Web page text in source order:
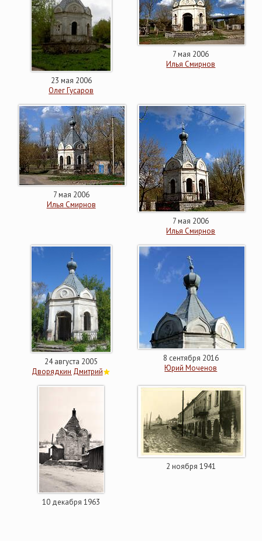
23 мая 2006
Олег Гусаров
7 мая 2006
Илья Смирнов
7 мая 2006
Илья Смирнов
7 мая 2006
Илья Смирнов
24 августа 2005
Дворядкин Дмитрий
8 сентября 2016
Юрий Моченов
10 декабря 1963
2 ноября 1941